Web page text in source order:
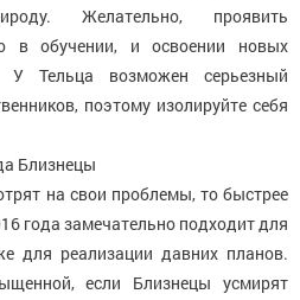
Желательно, проявить
в обучении, и освоении новых
У Тельца возможен серьезный
поэтому изолируйте себя
Близнецы
на свои проблемы, то быстрее
года замечательно подходит для
для реализации давних планов.
если Близнецы усмирят